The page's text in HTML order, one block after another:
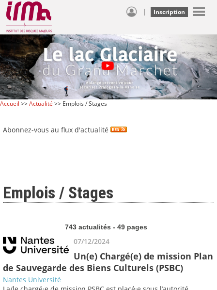
| Inscription
Accueil >>Actualité >> Emplois / Stages
Abonnez-vous au flux d'actualité
Emplois / Stages
743 actualités - 49 pages
07/12/2024
Un(e) Chargé(e) de mission Plan
de Sauvegarde des Biens Culturels (PSBC)
Nantes Université